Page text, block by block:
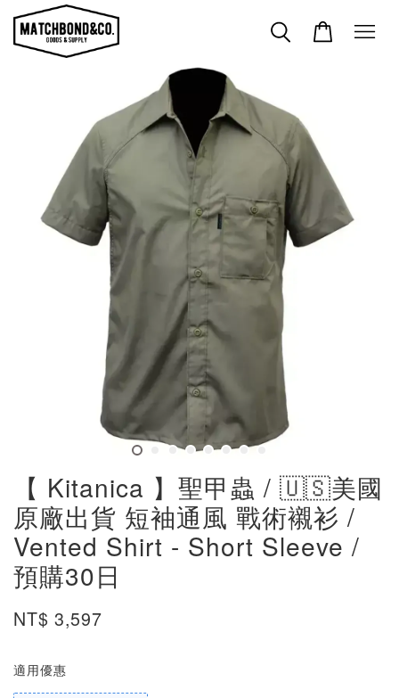
【 Kitanica 】聖甲蟲 / 🇺🇸美國
原廠出貨 短袖通風 戰術襯衫 /
Vented Shirt - Short Sleeve /
預購30日
NT$ 3,597
適用優惠